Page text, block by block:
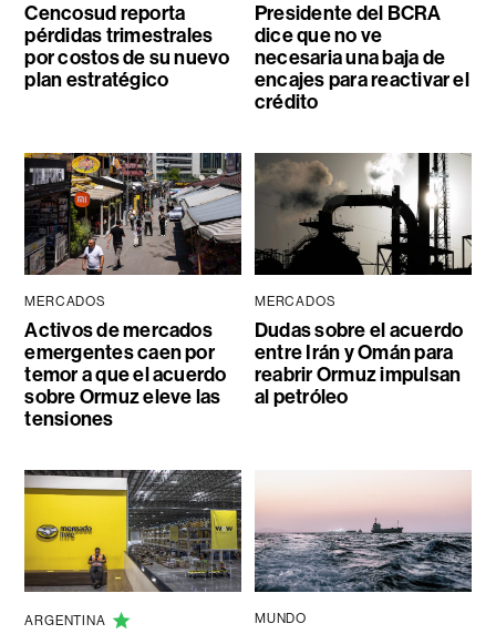
Cencosud reporta
pérdidas trimestrales
por costos de su nuevo
plan estratégico
Presidente del BCRA
dice que no ve
necesaria una baja de
encajes para reactivar el
crédito
MERCADOS
Activos de mercados
emergentes caen por
temor a que el acuerdo
sobre Ormuz eleve las
tensiones
MERCADOS
Dudas sobre el acuerdo
entre Irán y Omán para
reabrir Ormuz impulsan
al petróleo
ARGENTINA MUNDO